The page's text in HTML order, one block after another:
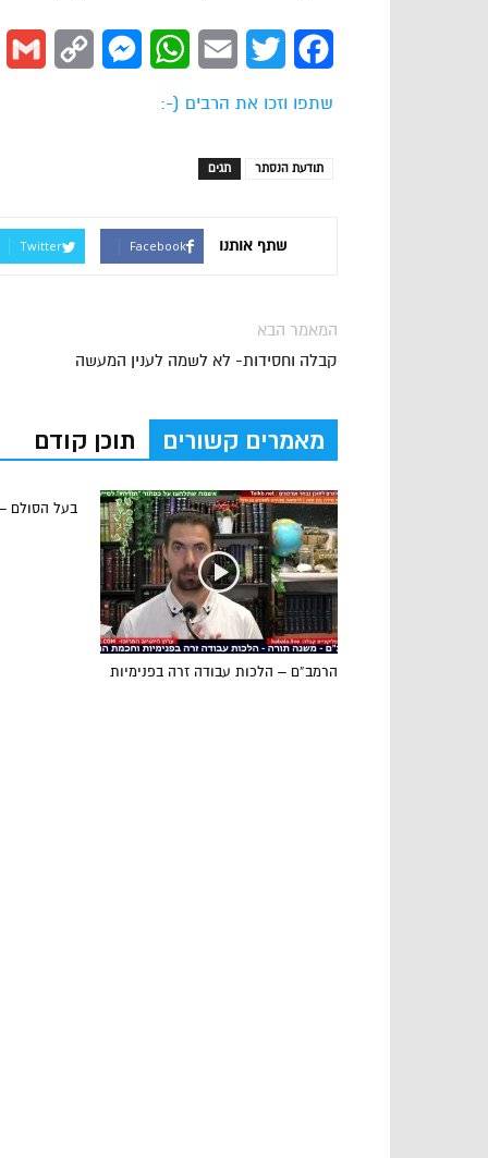
Facebook
Twitter
Email
WhatsApp
Messenger
Copy
שתפו וזכו את הרבים (-:
תגים תודעת הנסתר
שתף אותנו Facebook
Twitter
המאמר הבא
קבלה וחסידות- לא לשמה לענין המעשה
מאמרים קשורים תוכן קודם
בעל הסולם
הרמב”ם – הלכות עבודה זרה בפנימיות